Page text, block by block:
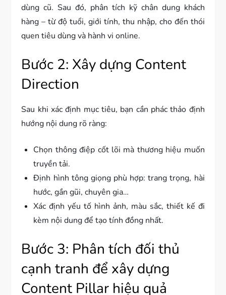
dùng cũ. Sau đó, phân tích kỹ chân dung khách
hàng – từ độ tuổi, giới tính, thu nhập, cho đến thói
quen tiêu dùng và hành vi online.
Bước 2: Xây dựng Content
Direction
Sau khi xác định mục tiêu, bạn cần phác thảo định
hướng nội dung rõ ràng:
Chọn thông điệp cốt lõi mà thương hiệu muốn
truyền tải.
Định hình tông giọng phù hợp: trang trọng, hài
hước, gần gũi, chuyên gia…
Xác định yếu tố hình ảnh, màu sắc, thiết kế đi
kèm nội dung để tạo tính đồng nhất.
Bước 3: Phân tích đối thủ
cạnh tranh để xây dựng
Content Pillar hiệu quả